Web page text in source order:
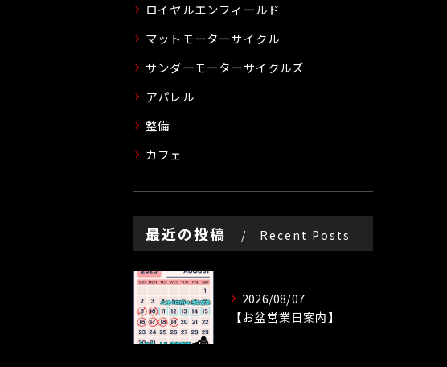
ロイヤルエンフィールド
マットモーターサイクル
サンダーモーターサイクルズ
アパレル
整備
カフェ
最近の投稿 Recent Posts
2026/08/07
【お盆営業日案内】